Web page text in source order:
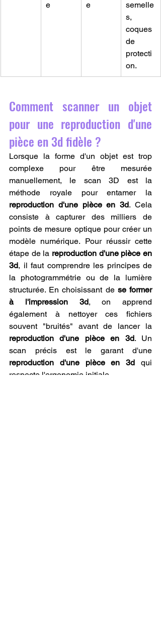
e
e
semelle
s,
coques
de
protecti
on.
Comment scanner un objet
pour une reproduction d'une
pièce en 3d fidèle ?
Lorsque la forme d'un objet est trop
complexe pour être mesurée
manuellement, le scan 3D est la
reproduction d'une pièce en 3d. Cela
consiste à capturer des milliers de
points de mesure optique pour créer un
modèle numérique. Pour réussir cette
étape de la reproduction d'une pièce en
3d, il faut comprendre les principes de
la photogrammétrie ou de la lumière
structurée. En choisissant de se former
à l'impression 3d, on apprend
également à nettoyer ces fichiers
reproduction d'une pièce en 3d. Un
reproduction d'une pièce en 3d qui
respecte l'ergonomie initiale.